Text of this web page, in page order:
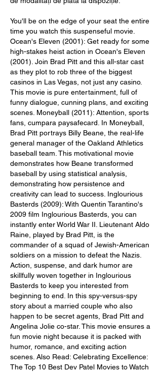
You'll be on the edge of your seat the entire
time you watch this suspenseful movie.
Ocean's Eleven (2001): Get ready for some
high-stakes heist action in Ocean's Eleven
(2001). Join Brad Pitt and this all-star cast
as they plot to rob three of the biggest
casinos in Las Vegas, not just any casino.
This movie is pure entertainment, full of
funny dialogue, cunning plans, and exciting
scenes. Moneyball (2011): Attention, sports
fans, cumpara paysafecard. In Moneyball,
Brad Pitt portrays Billy Beane, the real-life
general manager of the Oakland Athletics
baseball team. This motivational movie
demonstrates how Beane transformed
baseball by using statistical analysis,
demonstrating how persistence and
creativity can lead to success. Inglourious
Basterds (2009): With Quentin Tarantino's
2009 film Inglourious Basterds, you can
instantly enter World War II. Lieutenant Aldo
Raine, played by Brad Pitt, is the
commander of a squad of Jewish-American
soldiers on a mission to defeat the Nazis.
Action, suspense, and dark humor are
skillfully woven together in Inglourious
Basterds to keep you interested from
beginning to end. In this spy-versus-spy
story about a married couple who also
happen to be secret agents, Brad Pitt and
Angelina Jolie co-star. This movie ensures a
fun movie night because it is packed with
humor, romance, and exciting action
scenes. Also Read: Celebrating Excellence:
The Top 10 Best Dev Patel Movies to Watch